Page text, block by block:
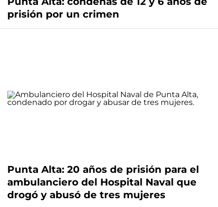
prisión por un crimen
Punta Alta: 20 años de prisión para el
ambulanciero del Hospital Naval que
drogó y abusó de tres mujeres